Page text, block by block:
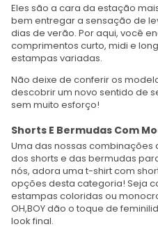
Eles são a cara da estação
bem entregar a sensação de
dias de verão. Por aqui, você
comprimentos curto, midi e
estampas variadas.
Não deixe de conferir os
descobrir um novo sentido de
sem muito esforço!
Shorts E Bermudas Com
Uma das nossas
dos shorts e das bermudas
nós, adora uma t-shirt com
opções desta categoria! Seja
estampas coloridas ou
OH,BOY dão o toque de
look final.